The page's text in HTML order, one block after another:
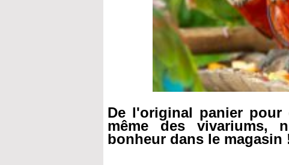
De l'original panier
même des vivariums,
bonheur dans le magasin